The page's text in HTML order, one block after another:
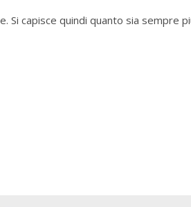
Si capisce quindi quanto sia sempre